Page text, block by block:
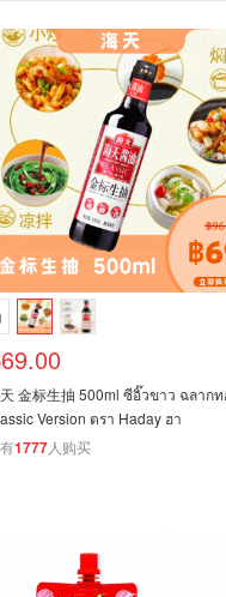
金标生抽 500ml ซีอิ๊วขาว ฉลากท
Version ตรา Haday ฮา
1777人购买